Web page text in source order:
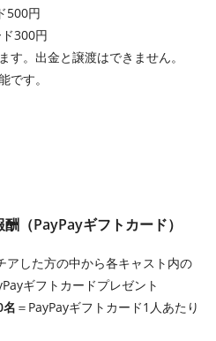
500円
300円
。出金と譲渡はできません。
です。
（PayPayギフトカード）
アした方の中から各キャスト内の
ギフトカードプレゼント
＝PayPayギフトカード1人あたり